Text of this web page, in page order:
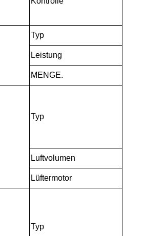
Typ
Leistung
MENGE.
Typ
Luftvolumen
Lüftermotor
Typ